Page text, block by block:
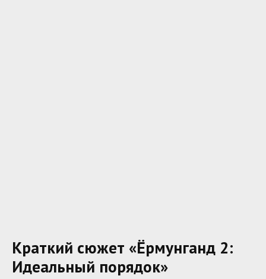
Краткий сюжет «Ёрмунганд 2:
Идеальный порядок»